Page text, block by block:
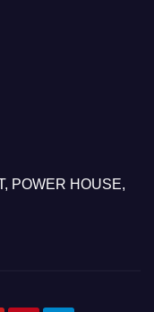
POWER HOUSE,